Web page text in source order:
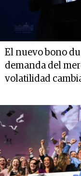
El nuevo bono
demanda del
volatilidad